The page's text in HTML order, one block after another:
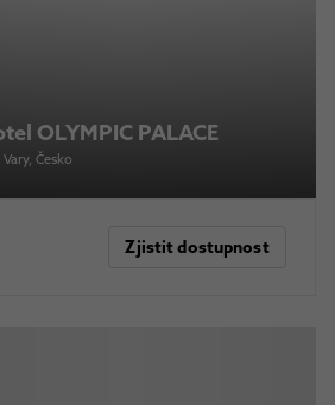
OLYMPIC PALACE
, Česko
Zjistit dostupnost